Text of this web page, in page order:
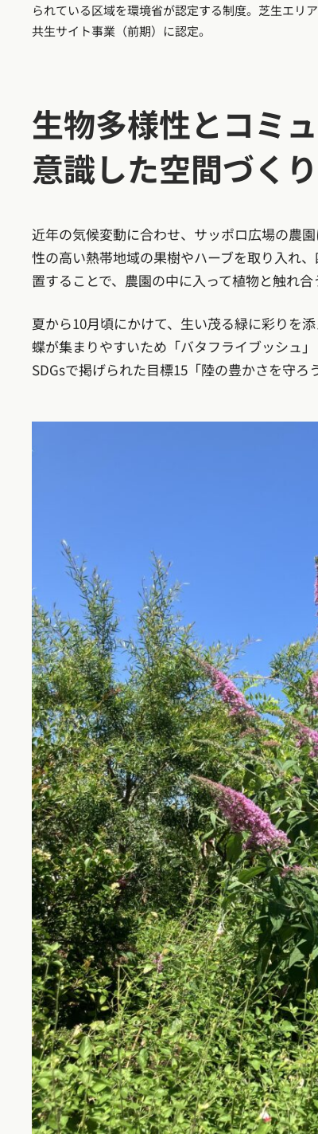
られている区域を環境省が認定する制度。芝生エリ
共生サイト事業（前期）に認定。
生物多様性とコミ
意識した空間づくり
近年の気候変動に合わせ、サッポロ広場の農
性の高い熱帯地域の果樹やハーブを取り入れ
置することで、農園の中に入って植物と触れ
夏から10月頃にかけて、生い茂る緑に彩りを
蝶が集まりやすいため「バタフライブッシュ
SDGsで掲げられた目標15「陸の豊かさを守ろ